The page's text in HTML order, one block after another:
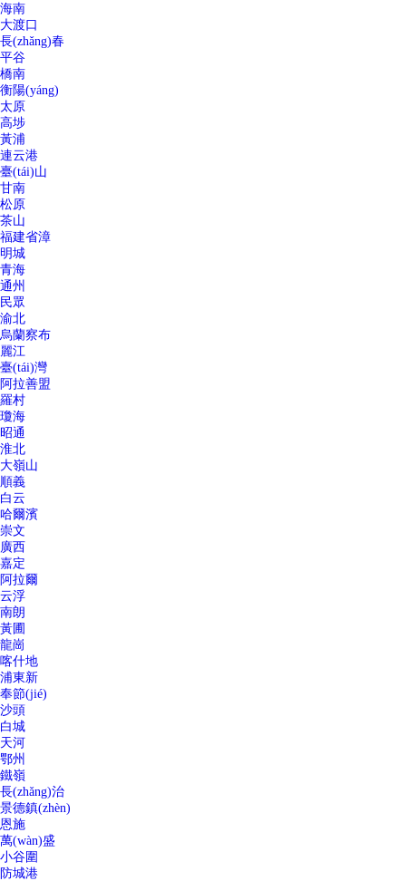
海南
大渡口
長(zhǎng)春
平谷
橋南
衡陽(yáng)
太原
高埗
黃浦
連云港
臺(tái)山
甘南
松原
茶山
福建省漳
明城
青海
通州
民眾
渝北
烏蘭察布
麗江
臺(tái)灣
阿拉善盟
羅村
瓊海
昭通
淮北
大嶺山
順義
白云
哈爾濱
崇文
廣西
嘉定
阿拉爾
云浮
南朗
黃圃
龍崗
喀什地
浦東新
奉節(jié)
沙頭
白城
天河
鄂州
鐵嶺
長(zhǎng)治
景德鎮(zhèn)
恩施
萬(wàn)盛
小谷圍
防城港